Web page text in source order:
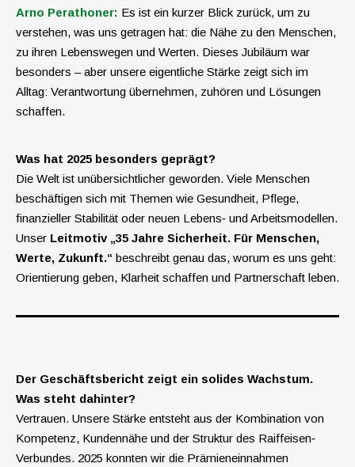
Arno Perathoner: Es ist ein kurzer Blick zurück, um zu
verstehen, was uns getragen hat: die Nähe zu den Menschen,
zu ihren Lebenswegen und Werten. Dieses Jubiläum war
besonders – aber unsere eigentliche Stärke zeigt sich im
Alltag: Verantwortung übernehmen, zuhören und Lösungen
schaffen.
Was hat 2025 besonders geprägt?
Die Welt ist unübersichtlicher geworden. Viele Menschen
beschäftigen sich mit Themen wie Gesundheit, Pflege,
finanzieller Stabilität oder neuen Lebens‑ und Arbeitsmodellen.
Unser Leitmotiv „35 Jahre Sicherheit. Für Menschen,
Werte, Zukunft.“ beschreibt genau das, worum es uns geht:
Orientierung geben, Klarheit schaffen und Partnerschaft leben.
Der Geschäftsbericht zeigt ein solides Wachstum.
Was steht dahinter?
Vertrauen. Unsere Stärke entsteht aus der Kombination von
Kompetenz, Kundennähe und der Struktur des Raiffeisen‑
Verbundes. 2025 konnten wir die Prämieneinnahmen